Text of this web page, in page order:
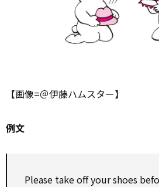
【画像=＠伊藤ハムスター】
例文
Please take off your shoes